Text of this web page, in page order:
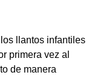
llantos infantiles
primera vez al
de manera